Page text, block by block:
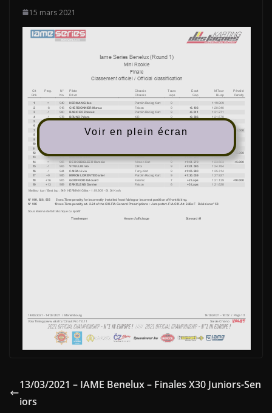
15 mars 2021
Voir en plein écran
13/03/2021 – IAME Benelux – Finales X30 Juniors-Sen
iors